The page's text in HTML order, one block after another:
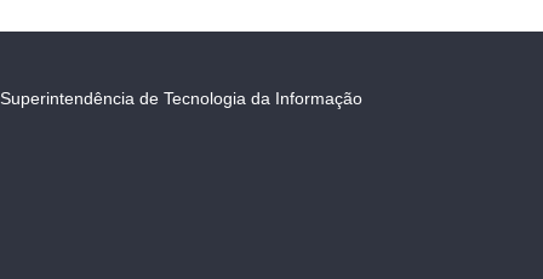
Superintendência de Tecnologia da Informação